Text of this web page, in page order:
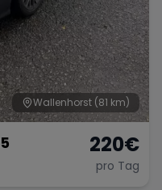
Wallenhorst (81 km)
220€
pro Tag